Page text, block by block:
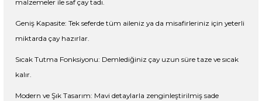
malzemeler ile saf çay tadı.
Geniş Kapasite: Tek seferde tüm aileniz ya da misafirleriniz için yeterli
miktarda çay hazırlar.
Sıcak Tutma Fonksiyonu: Demlediğiniz çay uzun süre taze ve sıcak
kalır.
Modern ve Şık Tasarım: Mavi detaylarla zenginleştirilmiş sade